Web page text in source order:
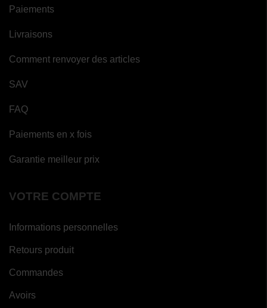
Paiements
Livraisons
Comment renvoyer des articles
SAV
FAQ
Paiements en x fois
Garantie meilleur prix
VOTRE COMPTE
Informations personnelles
Retours produit
Commandes
Avoirs